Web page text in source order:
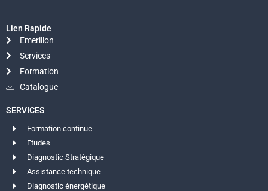
Lien Rapide
Emerillon
Services
Formation
Catalogue
SERVICES
Formation continue
Etudes
Diagnostic Stratégique
Assistance technique
Diagnostic énergétique